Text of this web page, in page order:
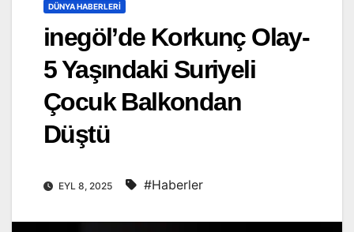
DÜNYA HABERLERI
inegöl’de Korkunç Olay-
5 Yaşındaki Suriyeli
Çocuk Balkondan
Düştü
EYL 8, 2025 #Haberler